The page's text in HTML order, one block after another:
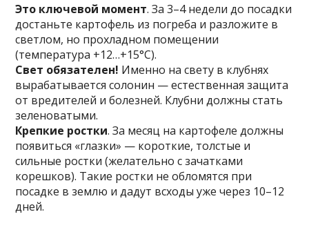
Это ключевой момент. За 3–4 недели до посадки
достаньте картофель из погреба и разложите в
светлом, но прохладном помещении
(температура +12…+15°C).
Свет обязателен! Именно на свету в клубнях
вырабатывается солонин — естественная защита
от вредителей и болезней. Клубни должны стать
зеленоватыми.
Крепкие ростки. За месяц на картофеле должны
появиться «глазки» — короткие, толстые и
сильные ростки (желательно с зачатками
корешков). Такие ростки не обломятся при
посадке в землю и дадут всходы уже через 10–12
дней.